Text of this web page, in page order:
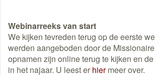
Webinarreeks van start
We kijken tevreden terug op de eerste
werden aangeboden door de
opnamen zijn online terug te kijken en
in het najaar. U leest er hiermeer over.